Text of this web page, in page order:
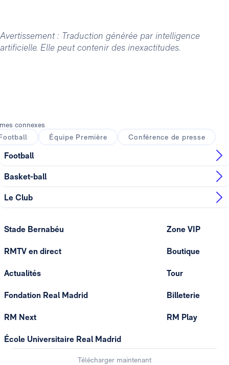
Avertissement : Traduction générée par intelligence
artificielle. Elle peut contenir des inexactitudes.
connexes
Équipe Première Conférence de presse
Football
Basket-ball
Le Club
Stade Bernabéu
RMTV en direct
Actualités
Fondation Real Madrid
RM Next
École Universitaire Real Madrid
Zone VIP
Boutique
Tour
Billeterie
RM Play
Télécharger maintenant